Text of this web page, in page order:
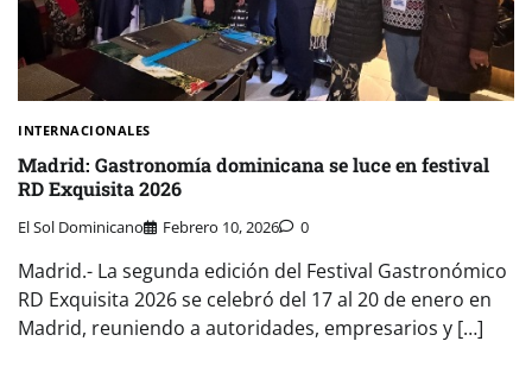
INTERNACIONALES
Madrid: Gastronomía dominicana se luce en festival
RD Exquisita 2026
El Sol Dominicano Febrero 10, 2026 0
Madrid.- La segunda edición del Festival Gastronómico
RD Exquisita 2026 se celebró del 17 al 20 de enero en
Madrid, reuniendo a autoridades, empresarios y […]